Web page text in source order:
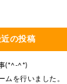
近の投稿
(*^-^*)
ムを行いました。